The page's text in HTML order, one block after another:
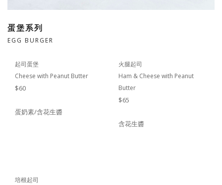
蛋堡系列
EGG BURGER
起司蛋堡
Cheese with Peanut Butter
$60
蛋奶素/含花生醬
火腿起司
Ham & Cheese with Peanut
Butter
$65
含花生醬
培根起司